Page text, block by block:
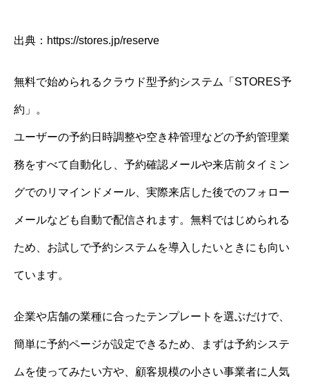
出典：https://stores.jp/reserve
無料で始められるクラウド型予約システム「STORES予
約」。
ユーザーの予約日時調整や空き枠管理などの予約管理業
務をすべて自動化し、予約確認メールや来店前タイミン
グでのリマインドメール、実際来店した後でのフォロー
メールなども自動で配信されます。無料ではじめられる
ため、お試しで予約システムを導入したいときにも向い
ています。
企業や店舗の業種に合ったテンプレートを選ぶだけで、
簡単に予約ページが設定できるため、まずは予約システ
ムを使ってみたい方や、顧客規模の小さい事業者に人気